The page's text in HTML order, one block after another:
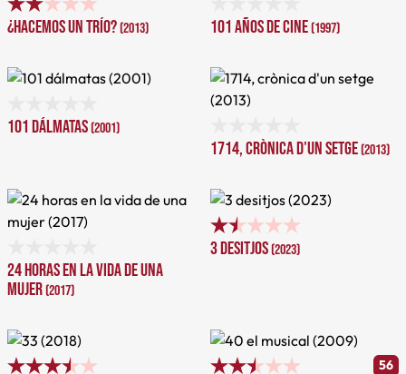
¿Hacemos un trío?(2013) 101 años de cine(1997)
101 dálmatas(2001)
1714, crònica d'un setge(2013)
24 horas en la vida de una
mujer(2017)
3 desitjos(2023)
56